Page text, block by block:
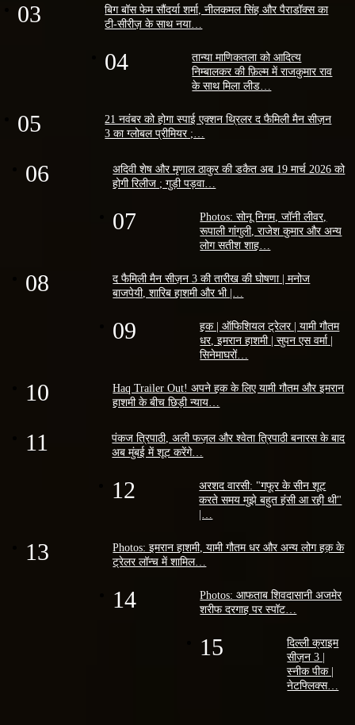
03
बिग बॉस फेम सौंदर्या शर्मा, नीलकमल सिंह और पैराडॉक्स का
टी-सीरीज़ के साथ नया…
04
तान्या माणिकतला को आदित्य
निम्बालकर की फ़िल्म में राजकुमार राव
के साथ मिला लीड…
05
21 नवंबर को होगा स्पाई एक्शन थ्रिलर द फैमिली मैन सीज़न
3 का ग्लोबल प्रीमियर ;…
06
अदिवी शेष और मृणाल ठाकुर की डकैत अब 19 मार्च 2026 को
होगी रिलीज ; गुड़ी पड़वा…
07
Photos: सोनू निगम, जॉनी लीवर,
रूपाली गांगुली, राजेश कुमार और अन्य
लोग सतीश शाह…
08
द फैमिली मैन सीज़न 3 की तारीख की घोषणा | मनोज
बाजपेयी, शारिब हाशमी और भी |…
09
हक | ऑफिशियल ट्रेलर | यामी गौतम
धर, इमरान हाशमी | सुपन एस वर्मा |
सिनेमाघरों…
10
Haq Trailer Out! अपने हक के लिए यामी गौतम और इमरान
हाशमी के बीच छिड़ी न्याय…
11
पंकज त्रिपाठी, अली फज़ल और श्वेता त्रिपाठी बनारस के बाद
अब मुंबई में शूट करेंगे…
12
अरशद वारसी: "गफूर के सीन शूट
करते समय मुझे बहुत हंसी आ रही थी"
|…
13
Photos: इमरान हाशमी, यामी गौतम धर और अन्य लोग हक़ के
ट्रेलर लॉन्च में शामिल…
14
Photos: आफताब शिवदासानी अजमेर
शरीफ दरगाह पर स्पॉट…
15
दिल्ली क्राइम
सीज़न 3 |
स्नीक पीक |
नेटफ्लिक्स…